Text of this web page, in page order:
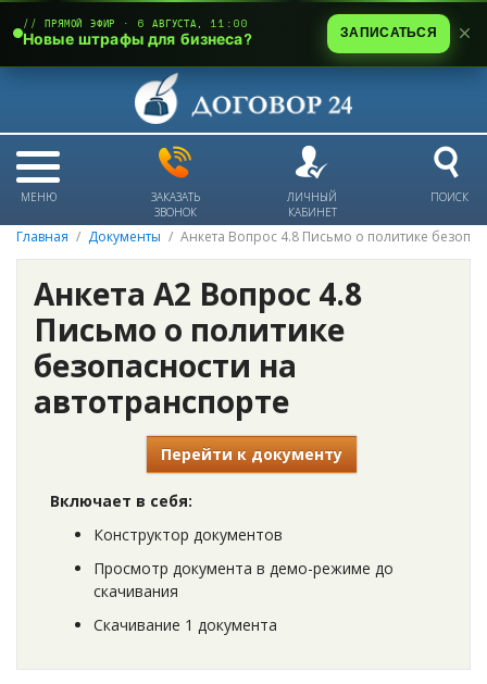
МЕНЮ
ЗАКАЗАТЬ
ЗВОНОК
ЛИЧНЫЙ
КАБИНЕТ
ПОИСК
Главная Документы Анкета Вопрос 4.8 Письмо о политике
Анкета А2 Вопрос 4.8
Письмо о политике
безопасности на
автотранспорте
Перейти к документу
Включает в себя:
Конструктор документов
Просмотр документа в демо-режиме до
скачивания
Скачивание 1 документа
// ПРЯМОЙ ЭФИР · 6 АВГУСТА, 11:00
Новые штрафы для бизнеса? ЗАПИСАТЬСЯ